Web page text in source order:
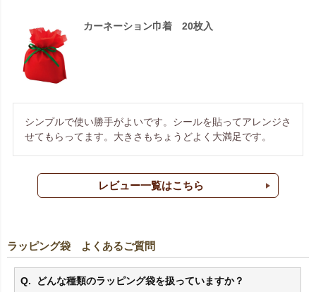
カーネーション巾着 20枚入
シンプルで使い勝手がよいです。シールを貼ってアレンジさ
せてもらってます。大きさもちょうどよく大満足です。
レビュー一覧はこちら
ラッピング袋 よくあるご質問
どんな種類のラッピング袋を扱っていますか？